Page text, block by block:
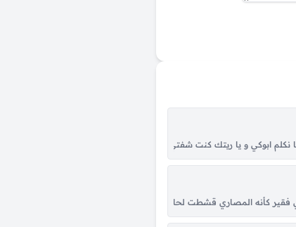
ما عدت اعنيلك شي وانا حاسس بصراحة ما عدت انفع لشي ماشي واضح
نكلم ابوكي و يا ريتك كنت شفتي شو قال على كل على كل حال يعني بكل
نفسي فيك خلي كل شي في حيطان شهدا وعالم كيف ما كان شهدا قدما،
فقير كأنه المصاري قشطت لحالا عهيدا نتفة وهيدا كتير حلوة دي حلوة